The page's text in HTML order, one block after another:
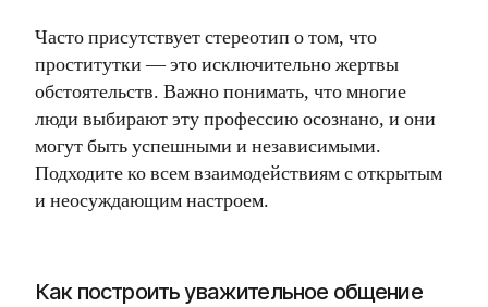
Часто присутствует стереотип о том, что
проститутки — это исключительно жертвы
обстоятельств. Важно понимать, что многие
люди выбирают эту профессию осознано, и они
могут быть успешными и независимыми.
Подходите ко всем взаимодействиям с открытым
и неосуждающим настроем.
Как построить уважительное общение